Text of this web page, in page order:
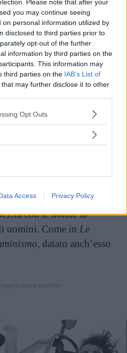
Please note that after your
you may continue seeing
on personal information utilized by
disclosed to third parties prior to
opt-out of the further
information by third parties on the
This information may
third parties on the IAB’s List of
that may further disclose it to other
app uses one or more Google
behaviour. You may click to
purposes in below Google
Opt Outs
Access Privacy Policy
spiritosa, interpreta una
leccalecca ai bambini a
gravidanza.
il cameramanHerbert
il suo secondo nome) e si
Insieme al marito fondò la
Solax Company
scrivendo e
di titoli. Tra di essi, non
film con un cast afro-
in un paio di film provò
con le donne al
uomini. Come in Le
, datato anch’esso